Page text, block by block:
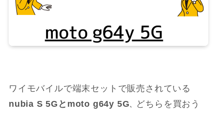
ワイモバイルで端末セットで販売されている
nubia S 5Gとmoto g64y 5G、
どちらを買おう